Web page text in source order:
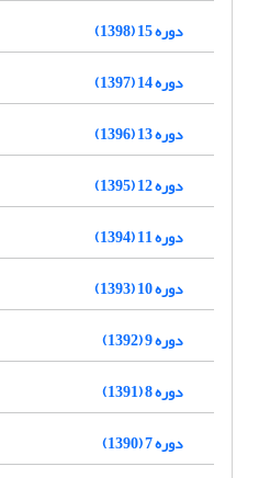
دوره 15 (1398)
دوره 14 (1397)
دوره 13 (1396)
دوره 12 (1395)
دوره 11 (1394)
دوره 10 (1393)
دوره 9 (1392)
دوره 8 (1391)
دوره 7 (1390)